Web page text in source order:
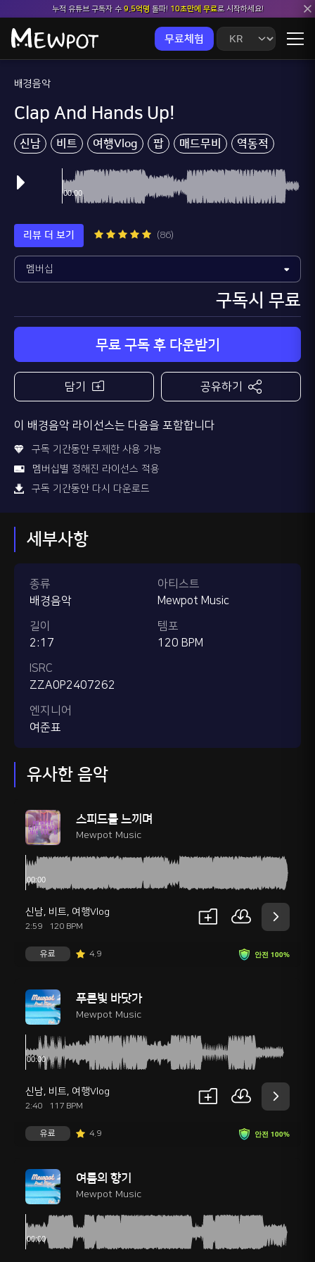
누적 유튜브 구독자 수9.5억명돌파! 10초만에 무료로 시작하세요!
무료체험
배경음악
Clap And Hands Up!
신남 비트 여행Vlog 팝 매드무비 역동적
리뷰 더 보기 (86)
구독시 무료
무료 구독 후 다운받기
담기 공유하기
이 배경음악 라이선스는 다음을 포함합니다
구독 기간동안 무제한 사용 가능
멤버십별 정해진 라이선스 적용
구독 기간동안 다시 다운로드
세부사항
종류
배경음악
길이
2:17
ISRC
ZZA0P2407262
엔지니어
여준표
아티스트
Mewpot Music
템포
120 BPM
유사한 음악
스피드를 느끼며
Mewpot Music
신남, 비트, 여행Vlog
2:59 120 BPM
안전 100%
유료 4.9
푸른빛 바닷가
Mewpot Music
신남, 비트, 여행Vlog
2:40 117 BPM
안전 100%
유료 4.9
여름의 향기
Mewpot Music